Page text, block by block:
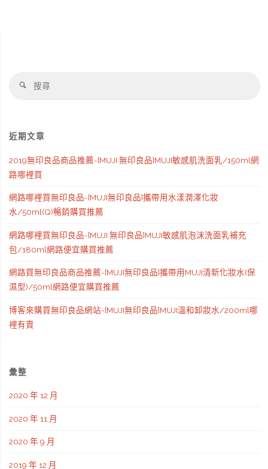
搜
近期文章
2019無印良品商品推薦-[MUJI 無印良品]MUJI敏感肌洗面乳/150ml網
路哪裡買
網路哪裡買無印良品-[MUJI無印良品]攜帶用水漾潤澤化妝
水/50ml(Q)暢銷購買推薦
網路哪裡買無印良品-[MUJI 無印良品]MUJI敏感肌泡沫洗面乳補充
包/180ml網路便宜購買推薦
網路買無印良品商品推薦-[MUJI無印良品]攜帶用MUJI清新化妝水(保
濕型)/50ml網路便宜購買推薦
博客來購買無印良品網站-[MUJI無印良品]MUJI溫和卸妝水/200ml哪
裡有賣
彙整
2020 年 12 月
2020 年 11 月
2020 年 9 月
2019 年 12 月